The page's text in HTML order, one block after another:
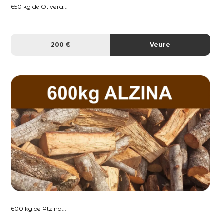
650 kg de Olivera...
200 € Veure
600 kg de Alzina...